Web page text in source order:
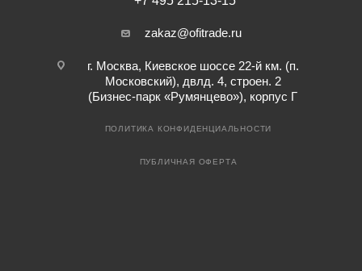
zakaz@ofitrade.ru
г. Москва, Киевское шоссе 22-й км. (п.
Московский), двлд. 4, строен. 2
(Бизнес-парк «Румянцево»), корпус Г
ПОЛИТИКА КОНФИДЕНЦИАЛЬНОСТИ
ПУБЛИЧНАЯ ОФЕРТА